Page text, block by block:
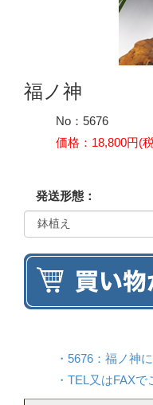
福ノ神
No：5676
価格： 18,800円(
発送形態：
・5676：福ノ神
・TEL又はFAXで